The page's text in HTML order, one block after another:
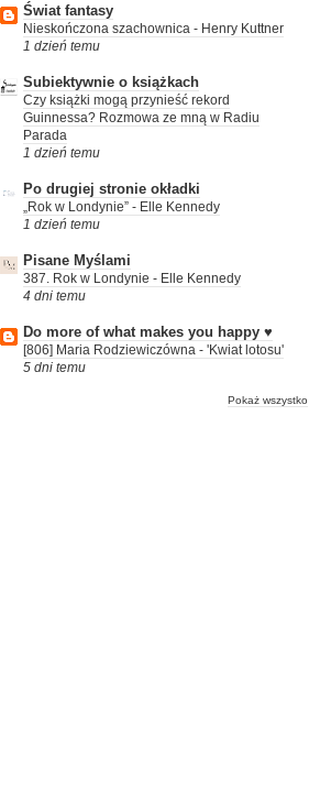
Świat fantasy
Nieskończona szachownica - Henry Kuttner
1 dzień temu
Subiektywnie o książkach
Czy książki mogą przynieść rekord
Guinnessa? Rozmowa ze mną w Radiu
Parada
1 dzień temu
Po drugiej stronie okładki
„Rok w Londynie” - Elle Kennedy
1 dzień temu
Pisane Myślami
387. Rok w Londynie - Elle Kennedy
4 dni temu
Do more of what makes you happy ♥
[806] Maria Rodziewiczówna - 'Kwiat lotosu'
5 dni temu
Pokaż wszystko